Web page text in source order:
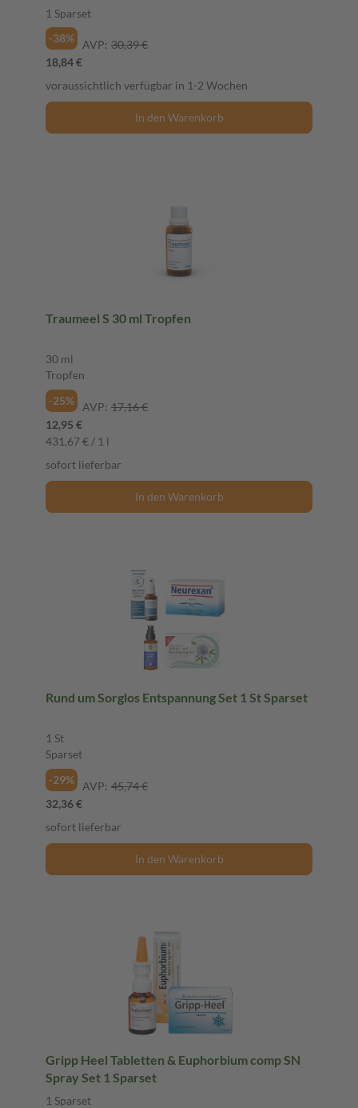
1 Sparset
-38%
AVP: 30,39 €
18,84 €
voraussichtlich verfügbar in 1-2 Wochen
In den Warenkorb
Traumeel S 30 ml Tropfen
30 ml
Tropfen
-25%
AVP: 17,16 €
12,95 €
431,67 € / 1 l
sofort lieferbar
In den Warenkorb
Rund um Sorglos Entspannung Set 1 St Sparset
1 St
Sparset
-29%
AVP: 45,74 €
32,36 €
sofort lieferbar
In den Warenkorb
Gripp Heel Tabletten & Euphorbium comp SN
Spray Set 1 Sparset
1 Sparset